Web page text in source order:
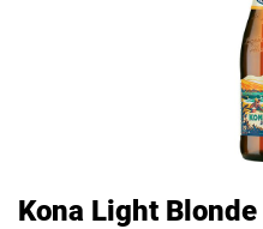
Kona Light Blonde